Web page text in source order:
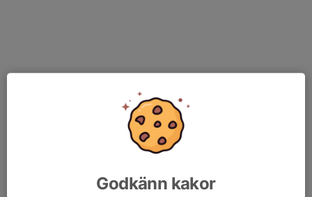
Godkänn kakor